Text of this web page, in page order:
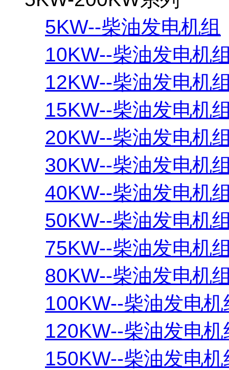
5KW--柴油发电机组
10KW--柴油发电机
12KW--柴油发电机
15KW--柴油发电机
20KW--柴油发电机
30KW--柴油发电机
40KW--柴油发电机
50KW--柴油发电机
75KW--柴油发电机
80KW--柴油发电机
100KW--柴油发电机
120KW--柴油发电机
150KW--柴油发电机